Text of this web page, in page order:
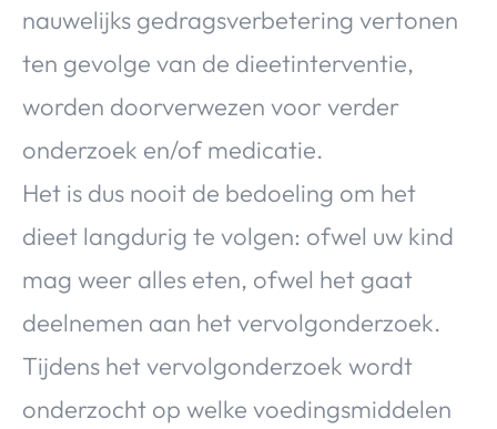
nauwelijks gedragsverbetering vertonen
ten gevolge van de dieetinterventie,
worden doorverwezen voor verder
onderzoek en/of medicatie.
Het is dus nooit de bedoeling om het
dieet langdurig te volgen: ofwel uw kind
mag weer alles eten, ofwel het gaat
deelnemen aan het vervolgonderzoek.
Tijdens het vervolgonderzoek wordt
onderzocht op welke voedingsmiddelen